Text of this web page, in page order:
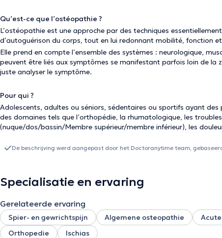
Qu’est-ce que l’ostéopathie ?
L’ostéopathie est une approche par des techniques
d’autoguérison du corps, tout en lui redonnant mobilité, fonction
Elle prend en compte l’ensemble des systèmes : neurologique,
peuvent être liés aux symptômes se manifestant parfois loin de la
juste analyser le symptôme.
Pour qui ?
Adolescents, adultes ou séniors, sédentaires ou sportifs ayant
des domaines tels que l’orthopédie, la rhumatologique, les
(nuque/dos/bassin/Membre supérieur/membre inférieur), les
De beschrijving werd aangepast door het Doctoranytime team,
Specialisatie en ervaring
Gerelateerde ervaring
Spier- en gewrichtspijn Algemene osteopathie
Orthopedie
Ischias